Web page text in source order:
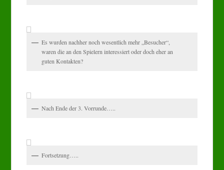
Es wurden nachher noch wesentlich mehr „Besucher“,
waren die an den Spielern interessiert oder doch eher an
guten Kontakten?
Nach Ende der 3. Vorrunde…..
Fortsetzung…..